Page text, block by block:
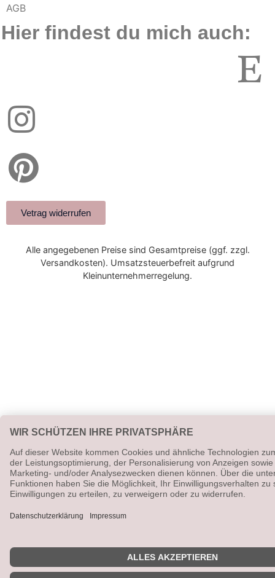
AGB
Hier findest du mich auch:
Vetrag widerrufen
Alle angegebenen Preise sind Gesamtpreise (ggf. zzgl.
Versandkosten). Umsatzsteuerbefreit aufgrund
Kleinunternehmerregelung.